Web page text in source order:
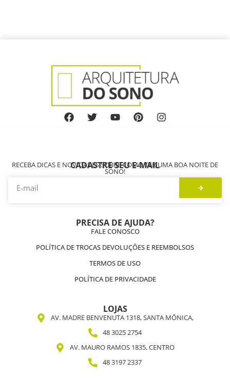
CADASTRE SEU E-MAIL
RECEBA DICAS E NOVIDADES SOBRE COMO TER UMA BOA NOITE DE
SONO!
PRECISA DE AJUDA?
FALE CONOSCO
POLÍTICA DE TROCAS DEVOLUÇÕES E REEMBOLSOS
TERMOS DE USO
POLÍTICA DE PRIVACIDADE
LOJAS
AV. MADRE BENVENUTA 1318, SANTA MÔNICA,
48 3025 2754
AV. MAURO RAMOS 1835, CENTRO
48 3197 2337